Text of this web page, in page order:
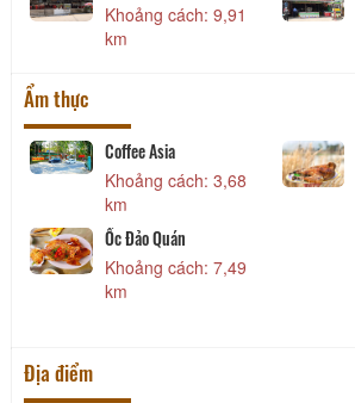
Khoảng cách: 9,91
km
Ẩm thực
Coffee Asia
Khoảng cách: 3,68
km
Ốc Đảo Quán
Khoảng cách: 7,49
km
Địa điểm